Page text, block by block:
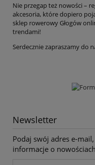
Nie przegap też nowości –
akcesoria, które dopiero
sklep rowerowy Głogów
trendami!
Serdecznie zapraszamy do
Newsletter
Podaj swój adres e-
informacje o